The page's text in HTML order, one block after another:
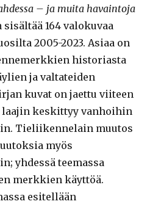
– ja muita havaintoja
sisältää 164 valokuvaa
2005-2023. Asiaa on
historiasta
ja valtateiden
kuvat on jaettu viiteen
laajin keskittyy vanhoihin
Tieliikennelain muutos
myös
yhdessä teemassa
merkkien käyttöä.
esitellään